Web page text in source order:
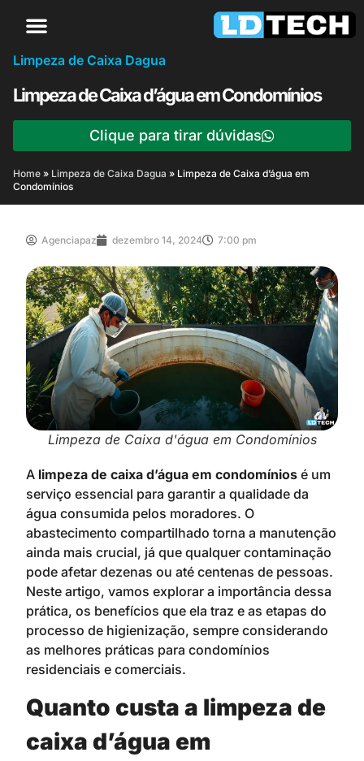
Limpeza de Caixa Dagua
Limpeza de Caixa d’água em Condomínios
Clique para tirar dúvidas
Home » Limpeza de Caixa Dagua » Limpeza de Caixa d’água em
Condomínios
Agenciapaz dezembro 14, 2024 7:00 pm
Limpeza de Caixa d'água em Condomínios
A limpeza de caixa d’água em condomínios é um
serviço essencial para garantir a qualidade da
água consumida pelos moradores. O
abastecimento compartilhado torna a manutenção
ainda mais crucial, já que qualquer contaminação
pode afetar dezenas ou até centenas de pessoas.
Neste artigo, vamos explorar a importância dessa
prática, os benefícios que ela traz e as etapas do
processo de higienização, sempre considerando
as melhores práticas para condomínios
residenciais e comerciais.
Quanto custa a limpeza de
caixa d’água em